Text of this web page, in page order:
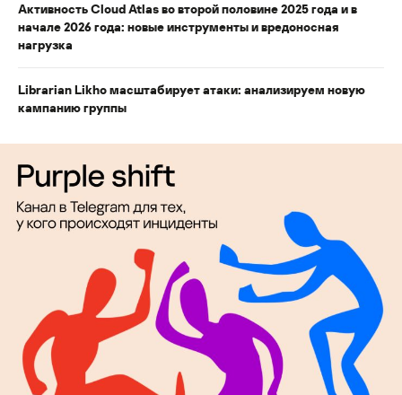
Активность Cloud Atlas во второй половине 2025 года и в
начале 2026 года: новые инструменты и вредоносная
нагрузка
Librarian Likho масштабирует атаки: анализируем новую
кампанию группы